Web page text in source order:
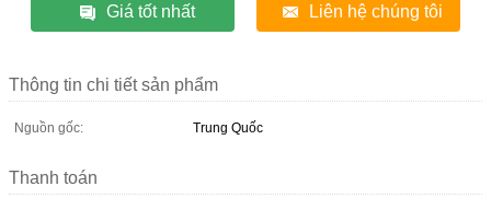
Giá tốt nhất Liên hệ chúng tôi
Thông tin chi tiết sản phẩm
Nguồn gốc: Trung Quốc
Thanh toán